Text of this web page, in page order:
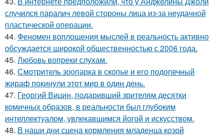
случился паралич левой стороны лица из-за неудачной
пластической операции.
44. Феномен воплощения мыслей в реальность активно
обсуждается широкой общественностью с 2006 года.
45. Любовь вопреки слухам.
46. Смотритель зоопарка в скопье и его подопечный
жираф покинули этот мир в один день.
47. Георгий Вицин, подаривший зрителям десятки
комичных образов, в реальности был глубоким
интеллектуалом, увлекавшимся йогой и искусством.
48. В наши дни сцена кормления младенца козой